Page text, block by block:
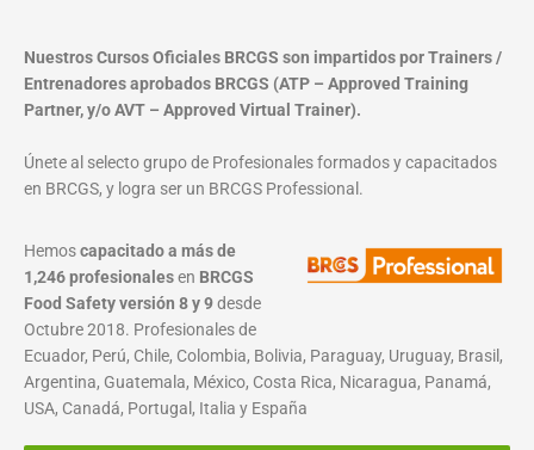
Nuestros Cursos Oficiales BRCGS son impartidos por Trainers /
Entrenadores aprobados BRCGS (ATP – Approved Training
Partner, y/o AVT – Approved Virtual Trainer).
Únete al selecto grupo de Profesionales formados y capacitados
en BRCGS, y logra ser un BRCGS Professional.
Hemoscapacitado a más de
1,246 profesionalesen BRCGS
Food Safety versión 8 y 9desde
Octubre 2018. Profesionales de
Ecuador, Perú, Chile, Colombia, Bolivia, Paraguay, Uruguay, Brasil,
Argentina, Guatemala, México, Costa Rica, Nicaragua, Panamá,
USA, Canadá, Portugal, Italia y España